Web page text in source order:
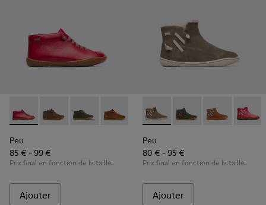
Peu - 90019-084 - Red
Peu - 90019-131
Peu - 90019-130Peu - 90019-126Peu - 90019-125
Peu - 90019-124
Peu - 90019-123
Peu -
Peu
85 € - 99 €
Prix final en fonction de la taille
Ajouter
Peu - K900257-001 - Green
Peu - K900257-005
Peu - Peu -
Peu
80 € - 95 €
Prix final en fonction de la taille
Ajouter